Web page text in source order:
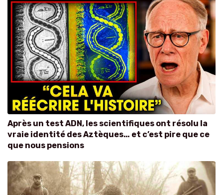
Après un test ADN, les scientifiques ont résolu la
vraie identité des Aztèques… et c’est pire que ce
que nous pensions